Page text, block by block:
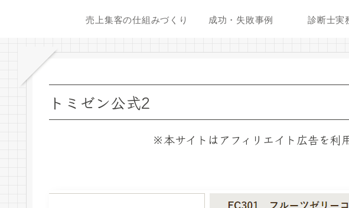
売上集客の仕組みづくり 成功・失敗事例 診断士実
トミゼン公式2
※本サイトはアフィリエイト広告を利